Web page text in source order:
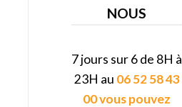
NOUS
7 jours sur 6 de 8H à
23H au 06 52 58 43
00 vous pouvez